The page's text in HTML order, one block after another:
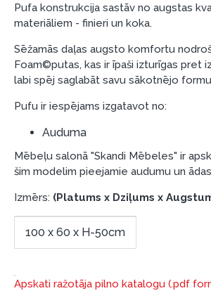
ESTO LV AS (Dokumentu
nepieciešams Smart-ID,
eID mobile, ESTO konts vai
Luminor, SEB vai Citadele).
Līguma nosacījumi:
Līzinga līgumu drīkst parakstīt
kura ir norādīta kredīta
Papildu informācija:
Pirms kredīta noformēšanas,
preču piegādes noteikumiem,
garantijas un atgriesanas
Finansiālā atbildība:
Pufa konstrukcija sastāv no augstas
materiāliem - finieri un koka.
Sēžamās daļas augsto komfortu
Foam©putas, kas ir īpaši izturīgas pret
labi spēj saglabāt savu sākotnējo
Pufu ir iespējams izgatavot no:
Auduma
Mēbeļu salonā "Skandi Mēbeles" ir
šim modelim pieejamie audumu un
Izmērs: (Platums x Dziļums x
100 x 60 x H-50cm
Apskati ražotāja pilno katalogu (.pdf